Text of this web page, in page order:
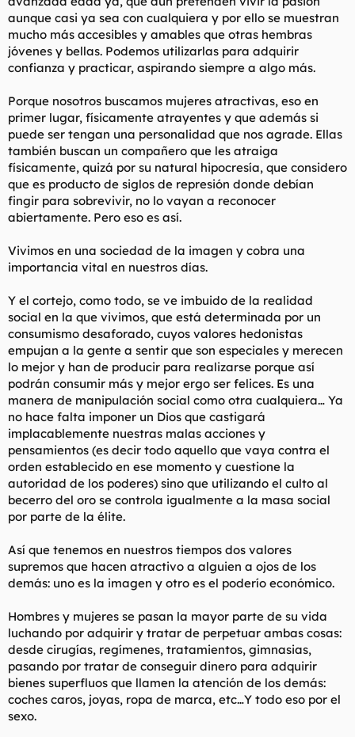
seguro de que le gustas tanto que realmente quiere verte.
En el momento en que le pides el número te ganas un puesto
en su lista B. El celebro de la mujer recibe una señal que dice
"le gusto" el momento en que le pides el número. A los
segundones los toma por sentado, y todos sabemos como
------------------------------------
A las mujeres dales solo lo que se merecen. Las mujeres de hoy
son las criaturas más ingratas del mundo, así que a menudo no
se merecen otra cosa que un buen azote.
Una de las cosas que deben ganarse es tu respeto. Las mujeres
crecen inculcándolas un fuerte sentido de que se lo merecen
todo. Y la primera cosa en la lista que las mujeres se creen que
se merecen porque si es el RESPETO. La mayoria de los chicos
jovenes crecen con ambos padres diciendoles que deben
inculcado en todo hombre y toda mujer joven. A las mujeres, en
cambio, raramente, o más bien nunca, se les dice que deben
respetar a los hombres. Les parece un chiste incluso que
guarden cuidado de los hombres.
El respeto no se da porque si, el respeto se GANA. Nadie tiene
derecho a algo por nada.
Desde que empiezas a EXIGIR respeto a las mujeres, ocurre
algo muy extraño (o no tanto). La cantidad de mujeres en tu
vida cae como una piedra (como era de esperar), pero la
calidad sube a las nubes. Extraño, pero cierto.
No quiero decirte que te portes como un cabrón, sino que
digas las cosas como son. Si te hace una putada aunque sea
UNA VEZ, rompes el contacto con ella. Ni pidas que te den
disculpas, ni justificación, ni explicación. Lo dejas ir y punto.
ALGUNAS vuelven, y no las quieres. Algunas volverán.
Mantente firme y pasa de ellas. No es fácil, y a menudo es
frustrante, pero serás un hombre LIBRE. Nunca cambies por
razones.
------------------------------------
La terrible lección que las mujeres están apunto de apronder
es que cuándo los hombres se vuelven indiferentes a su
mismos hombres. Los hombres aprenden y se adaptan
relativamente rápido, y ahora que las mujeres se han vuelto
imposibles de complacer, más y más hombres están decidiendo
dejar de malgastar su tiempo y energia intentándolo con ellas.
La gente (sobre todo si son mujeres) manipula a quién se
comporta buscando su aprobación. Si eliminas esos
comportamientos, no tienen nada a lo que agarrarse. Además,
aunque casi ya sea con cualquiera y por ello se muestran
mucho más accesibles y amables que otras hembras
jóvenes y bellas. Podemos utilizarlas para adquirir
confianza y practicar, aspirando siempre a algo más.
Porque nosotros buscamos mujeres atractivas, eso en
primer lugar, físicamente atrayentes y que además si
puede ser tengan una personalidad que nos agrade. Ellas
también buscan un compañero que les atraiga
físicamente, quizá por su natural hipocresía, que considero
que es producto de siglos de represión donde debían
fingir para sobrevivir, no lo vayan a reconocer
abiertamente. Pero eso es así.
Vivimos en una sociedad de la imagen y cobra una
importancia vital en nuestros días.
Y el cortejo, como todo, se ve imbuido de la realidad
social en la que vivimos, que está determinada por un
consumismo desaforado, cuyos valores hedonistas
empujan a la gente a sentir que son especiales y merecen
lo mejor y han de producir para realizarse porque así
podrán consumir más y mejor ergo ser felices. Es una
manera de manipulación social como otra cualquiera… Ya
no hace falta imponer un Dios que castigará
implacablemente nuestras malas acciones y
pensamientos (es decir todo aquello que vaya contra el
orden establecido en ese momento y cuestione la
autoridad de los poderes) sino que utilizando el culto al
becerro del oro se controla igualmente a la masa social
por parte de la élite.
Así que tenemos en nuestros tiempos dos valores
supremos que hacen atractivo a alguien a ojos de los
demás: uno es la imagen y otro es el poderío económico.
Hombres y mujeres se pasan la mayor parte de su vida
luchando por adquirir y tratar de perpetuar ambas cosas:
desde cirugías, regímenes, tratamientos, gimnasias,
pasando por tratar de conseguir dinero para adquirir
bienes superfluos que llamen la atención de los demás:
coches caros, joyas, ropa de marca, etc…Y todo eso por el
sexo.